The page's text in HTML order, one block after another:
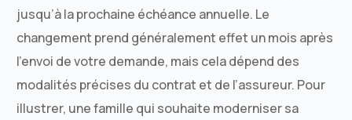
jusqu’à la prochaine échéance annuelle. Le
changement prend généralement effet un mois après
l’envoi de votre demande, mais cela dépend des
modalités précises du contrat et de l’assureur. Pour
illustrer, une famille qui souhaite moderniser sa